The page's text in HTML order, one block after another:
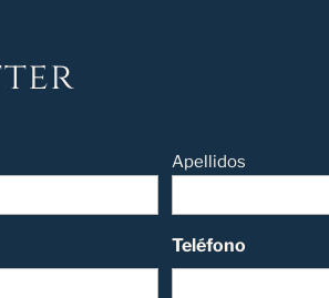
Apellidos
Teléfono